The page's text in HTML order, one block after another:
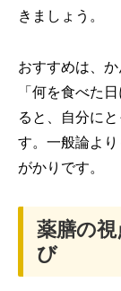
きましょう。
おすすめは、
「何を食べた
ると、自分に
す。一般論よ
がかりです。
薬膳の
び